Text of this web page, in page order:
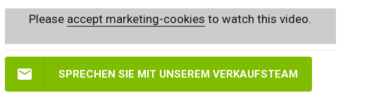
Please accept marketing-cookies to watch this video.
SPRECHEN SIE MIT UNSEREM VERKAUFSTEAM